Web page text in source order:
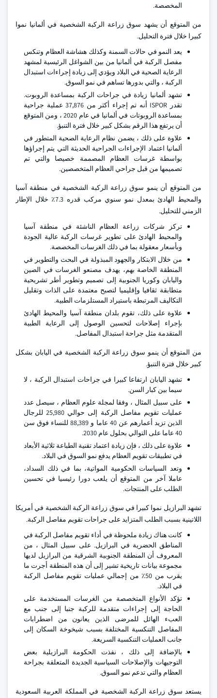
المخصصة.
من المتوقع أن يشهد سوق زراعة الركبة الشخصية في ألمانيا نموا
كبيرا خلال فترة التحليل.
يعد النمو في حالات السمنة وكذلك هشاشة العظام وتنكس
مفصل الركبة في ألمانيا من بين الشواغل الرئيسية لمشهد
الرعاية الصحية في البلاد ويؤدي إلى زيادة إجراءات استبدال
الركبة ، والتي بدورها تساهم في نمو السوق.
تشهد ألمانيا زيادة في جراحات الركبة بمساعدة الروبوت.
تقدر ISPOR أنه تم إجراء أكثر من 37,876 عملية جراحية
بمساعدة الروبوتات في ألمانيا في عام 2020 ، ومن المتوقع
أن يرتفع هذا الرقم بشكل كبير خلال فترة التنبؤ.
علاوة على ذلك ، يضمن نظام الرعاية الصحية المتطور في
ألمانيا اعتماد الإجراءات الجراحية الحديثة التي يتم إجراؤها
بواسطة غرسات العظام المصممة خصيصا والتي تم
تصميمها من قبل جراحي العظام المتخصصين.
من المتوقع أن ينمو سوق زراعة الركبة الشخصية في منطقة آسيا
والمحيط الهادئ بمعدل نمو سنوي مركب قدره 7.3٪ خلال الإطار
الزمني للتحليل.
تركز شركات زراعة العظام الناشئة في منطقة آسيا
والمحيط الهادئ على تطوير غرسات الركبة عالية الجودة
وبأسعار معقولة بما في ذلك الغرسات المخصصة.
من خلال الابتكار والجهود المبذولة في البحث والتطوير في
المنطقة الخاصة بهم، يهدف مصنعو الغرسات في الصين
واليابان وكوريا الجنوبية إلى تصميم وتطوير أطر تشريحية
متطابقة ثقافيا وإقليميا لتصبح معتمدة على الذات وتقليل
التكاليف المرتبطة باستيراد المستلزمات الطبية.
علاوة على ذلك، تقوم بلدان منطقة آسيا والمحيط الهادئ
بإجراء إصلاحات لتحسين الوصول إلى الرعاية الطبية
المتقدمة مثل جراحة استبدال المفاصل.
من المتوقع أن ينمو سوق زراعة الركبة الشخصية في اليابان بشكل
كبير خلال فترة التنبؤ.
تشهد اليابان ارتفاعا كبيرا في جراحات استبدال الركبة ، لا
سيما بين كبار السن.
على سبيل المثال ، وفقا لمجلة علوم العظام ، سيصل عدد
عمليات تقويم مفاصل الركبة إلى حوالي 25,980 للرجال
الذين تزيد أعمارهم عن 40 عاما و 88,389 للنساء فوق سن
40 عاما على التوالي بحلول عام 2030.
علاوة على ذلك ، فإن زيادة اعتماد تقنية الطباعة ثلاثية الأبعاد
في تطبيقات تقويم العظام يدفع نمو السوق في البلاد.
وتعد السياسات الحكومية المواتية، بما في ذلك السداد،
عاملا آخر من المتوقع أن يلعب دورا رئيسيا في تحسين
الطلب على المنتجات.
تشهد البرازيل نموا كبيرا في سوق زراعة الركبة الشخصية في أمريكا
اللاتينية بسبب الطلب المتزايد على جراحات تقويم مفاصل الركبة.
كانت هناك زيادة ملحوظة في أداء تقويم مفاصل الركبة في
المناطق الحضرية في البرازيل. على سبيل المثال ، من
المعروف أن المنطقة الجنوبية الشرقية من البرازيل لديها
مجموعة بيانات تاريخية تشير إلى أن هذه المنطقة أجرت ما
يقرب من 50٪ من إجمالي عمليات تقويم مفاصل الركبة
في البلاد.
تؤكد الأنواع المتخصصة من الغرسات المستخدمة على
الحاجة إلى إجراءات متقدمة للركبة جنبا إلى جنب مع
العبء الهائل للمرضى الذين يعانون من اضطرابات
المفاصل التنكسية المختلفة بسبب شيخوخة السكان إلى
جانب العمليات التنكسية السريعة.
بالإضافة إلى ذلك ، نفذت الحكومة البرازيلية بعض
التوجيهات والإصلاحات السياسية الجديدة المتعلقة بجراحة
العظام والتي تدعم نمو السوق.
يستعد سوق زراعة الركبة الشخصية في المملكة العربية السعودية